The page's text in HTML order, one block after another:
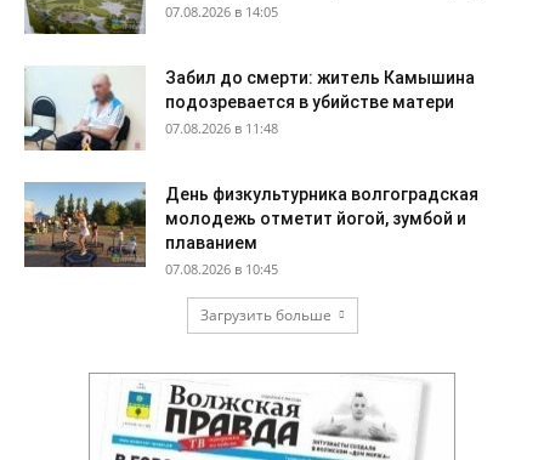
07.08.2026 в 14:05
Забил до смерти: житель Камышина
подозревается в убийстве матери
07.08.2026 в 11:48
День физкультурника волгоградская
молодежь отметит йогой, зумбой и
плаванием
07.08.2026 в 10:45
Загрузить больше